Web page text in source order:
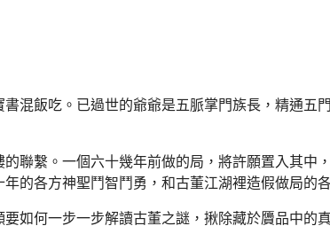
混飯吃。 已過世的爺爺是五脈掌門族長，精通五
聯繫。 一個六十幾年前做的局，將許願置入其中，
的各方神聖鬥智鬥勇， 和古董江湖裡造假做局的
要如何一步一步解讀古董之謎， 揪除藏於贗品中的